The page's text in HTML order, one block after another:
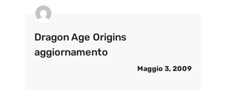
Dragon Age Origins
aggiornamento
Maggio 3, 2009